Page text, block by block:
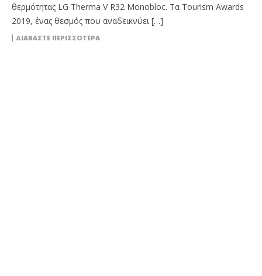
θερμότητας LG Therma V R32 Monobloc. Τα Tourism Awards
2019, ένας θεσμός που αναδεικνύει […]
ΔΙΑΒΆΣΤΕ ΠΕΡΙΣΣΌΤΕΡΑ